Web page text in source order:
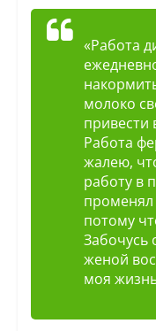
«Работа
молоко
привести
Работа
жалею,
работу в
потому
Забочусь
женой
моя